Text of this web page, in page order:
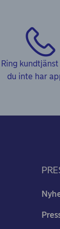
Ring
du inte har